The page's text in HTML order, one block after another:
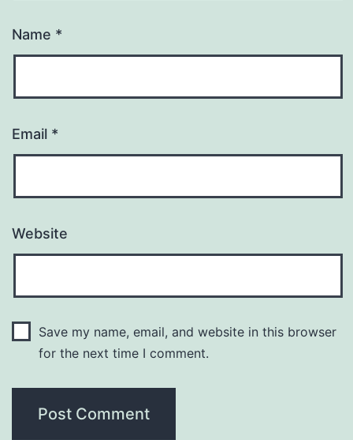
Name *
Email *
Website
Save my name, email, and website in this browser
for the next time I comment.